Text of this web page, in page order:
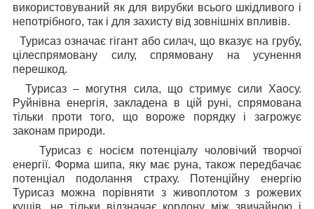
використовуваний як для вирубки всього шкідливого і
непотрібного, так і для захисту від зовнішніх впливів.
Турисаз означає гігант або силач, що вказує на грубу,
цілеспрямовану силу, спрямовану на усунення
перешкод.
Турисаз – могутня сила, що стримує сили Хаосу.
Руйнівна енергія, закладена в цій руні, спрямована
тільки проти того, що вороже порядку і загрожує
законам природи.
Турисаз є носієм потенціалу чоловічий творчої
енергії. Форма шипа, яку має руна, також передбачає
потенціал подолання страху. Потенційну енергію
Турисаз можна порівняти з живоплотом з рожевих
кущів, не тільки відзначає кордону між звичайною і